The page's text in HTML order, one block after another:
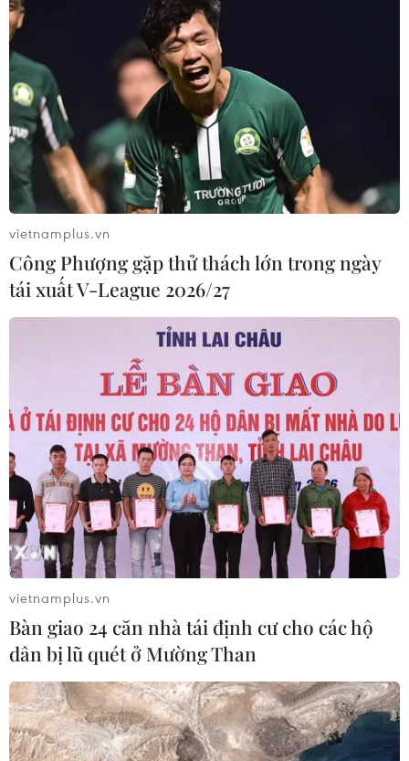
vietnamplus.vn
Công Phượng gặp thử thách lớn trong ngày
tái xuất V-League 2026/27
vietnamplus.vn
Bàn giao 24 căn nhà tái định cư cho các hộ
dân bị lũ quét ở Mường Than